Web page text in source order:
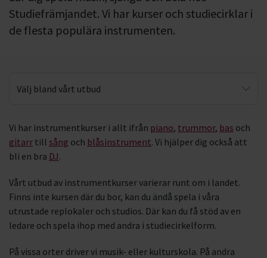
Studiefrämjandet. Vi har kurser och studiecirklar i
de flesta populära instrumenten.
Välj bland vårt utbud
Trummor & slagverk
Gitarr
Blåsinstrument
Vi har instrumentkurser i allt ifrån piano, trummor, bas och
gitarr till sång och blåsinstrument. Vi hjälper dig också att
bli en bra DJ.
Vårt utbud av instrumentkurser varierar runt om i landet.
Finns inte kursen där du bor, kan du ändå spela i våra
utrustade replokaler och studios. Där kan du få stöd av en
ledare och spela ihop med andra i studiecirkelform.
På vissa orter driver vi musik- eller kulturskola. På andra